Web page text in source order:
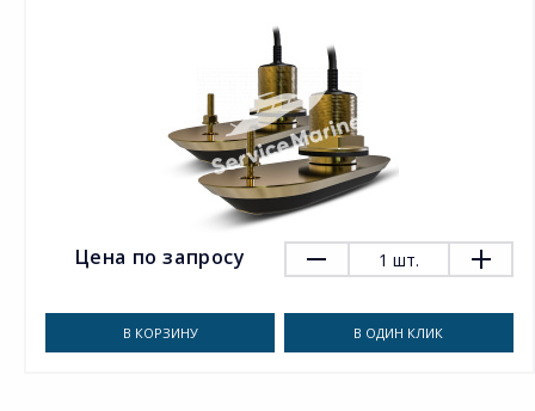
Цена по запросу 1 шт.
В КОРЗИНУ В ОДИН КЛИК